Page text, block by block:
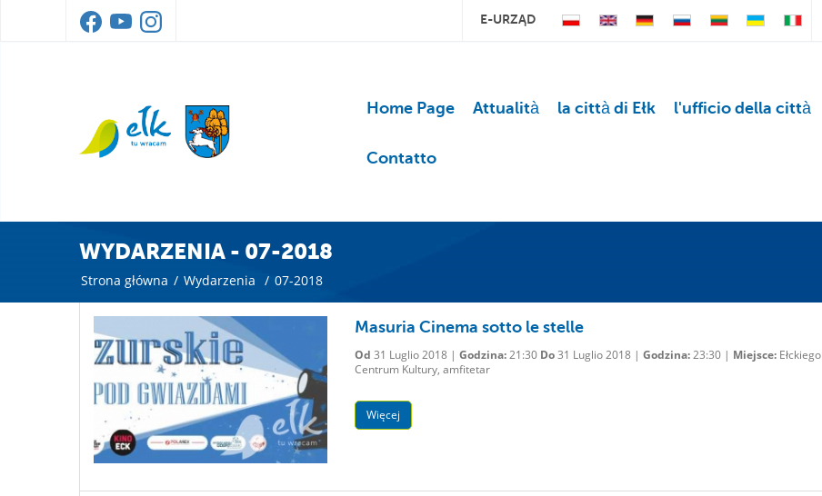
E-URZĄD
Home Page Attualità la città di Ełk l'ufficio della città
Contatto
WYDARZENIA - 07-2018
Strona główna / Wydarzenia / 07-2018
Masuria Cinema sotto le stelle
Od 31 Luglio 2018 | Godzina:21:30 Do31 Luglio 2018 | Godzina:23:30 | Miejsce:Ełckiego
Centrum Kultury, amfitetar
Więcej